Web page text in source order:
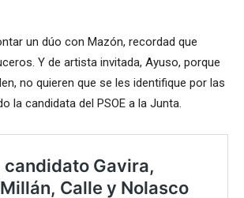
un dúo con Mazón, recordad que
Y de artista invitada, Ayuso, porque
no quieren que se les identifique por las
la candidata del PSOE a la Junta.